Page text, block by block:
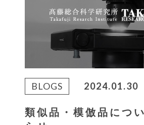
BLOGS 2024.01.30
類似品・模倣品につ